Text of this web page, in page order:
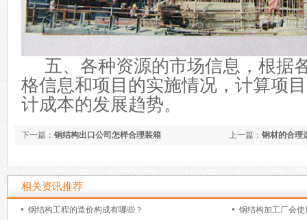
五、各种资源的市场信息，根据
格信息和项目的实施情况，计算项
计成本的发展趋势。
上一篇： 钢材的合理
下一篇： 钢结构出口公司怎样合理装箱
相关资讯推荐
钢结构工程的造价构成有哪些？
钢结构加工厂会